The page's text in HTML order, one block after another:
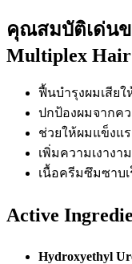
คุณสมบัติเด่นข
Multiplex
ฟื้นบำรุงผมเสีย
ปกป้องผมจากค
ช่วยให้ผมแข็งแร
เพิ่มความเงาง
เนื้อครีมซึมซาบ
Active
Hydroxyethyl